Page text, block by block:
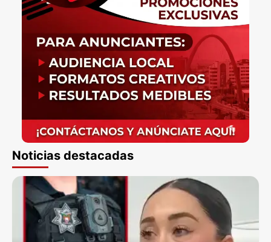
Noticias destacadas